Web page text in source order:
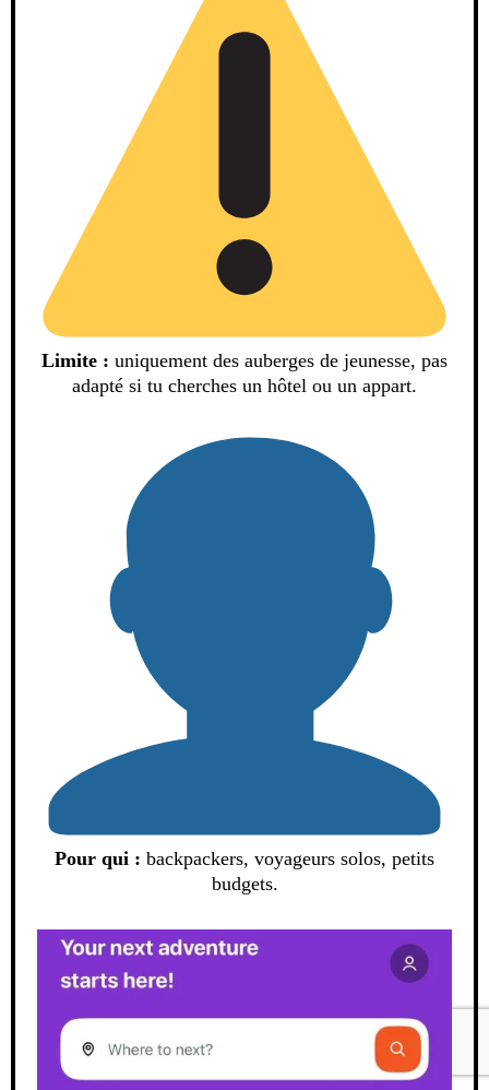
Limite : uniquement des auberges de jeunesse, pas
adapté si tu cherches un hôtel ou un appart.
Pour qui : backpackers, voyageurs solos, petits
budgets.